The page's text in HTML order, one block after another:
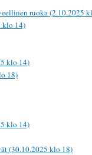
ruoka (2.10.2025
klo 14)
klo 14)
18)
klo 14)
(30.10.2025 klo 18)